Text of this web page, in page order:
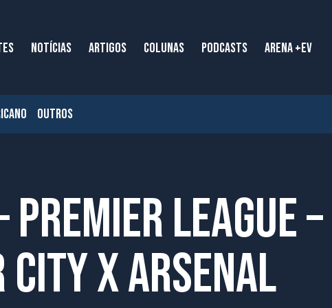
NOTÍCIAS ARTIGOS COLUNAS PODCASTS ARENA +EV
OUTROS
League –
x Arsenal